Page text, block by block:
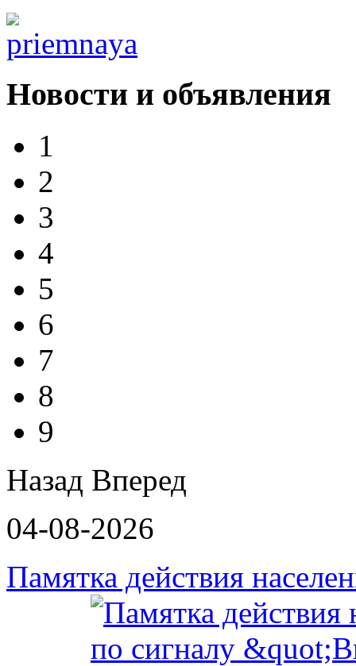
Новости и объявления
1
2
3
4
5
6
7
8
9
Назад Вперед
04-08-2026
Памятка действия